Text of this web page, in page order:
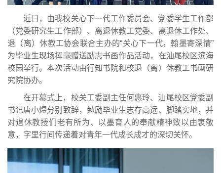
近日，由我校关心下一代工作委员会、党委学生工作部
（党委研究生工作部）、离退休教工党委、离退休工作处、
退（离）休教工协会联合主办的“关心下一代，翰墨寄深情”
为毕业生现场挥毫赠送励志书画作品活动，在汕尾校区滨海
校园举行。本次活动由行知书院和校退（离）休教工书画研
究院协办。
在开幕式上，校关工委副主任何惠玲、汕尾校区党委副
书记唐小煜分别致辞，勉励毕业生志存高远、脚踏实地，并
对退休教授们老有所为、以墨育人的奉献精神致以由衷敬
意，字里行间传递着对青年一代成长成才的深切关怀。